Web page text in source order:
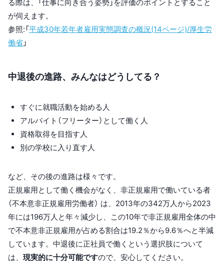
る際は、「仕事に向き合う姿勢」を評価のポイントとすること
が伺えます。
参照:「平成30年若年者雇用実態調査の概況(14ページ)/厚生労
働省 」
中退後の進路、みんなはどうしてる？
すぐに就職活動を始める人
アルバイト（フリーター）として働く人
資格取得を目指す人
別の学校に入り直す人
など、その後の進路は様々です。
正規雇用として働く機会がなく、非正規雇用で働いている者
（不本意非正規雇用労働者） は、2013年の342万人から2023
年には196万人と年々減少し、この10年で非正規雇用全体の中
で不本意非正規雇用が占める割合は19.2％から9.6％へと半減
しています。中退後に正社員で働くという選択肢について
は、 現実的に十分可能ですので、安心してください。